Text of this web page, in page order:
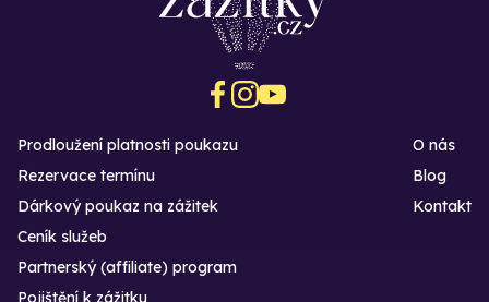
Prodloužení platnosti poukazu
Rezervace termínu
Dárkový poukaz na zážitek
O nás
Blog
Kontakt
Ceník služeb
Partnerský (affiliate) program
Pojištění k zážitku